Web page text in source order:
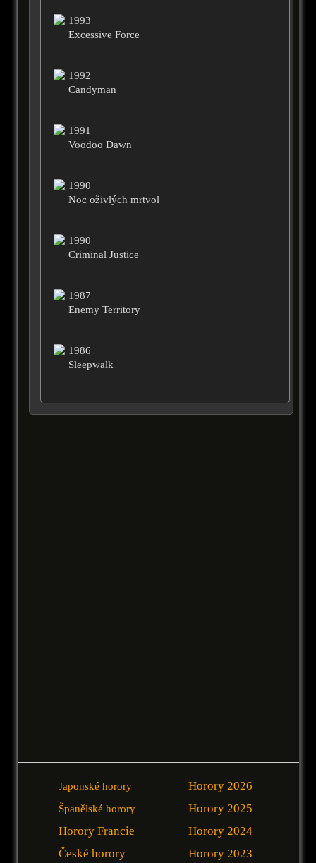
1993
Excessive Force
1992
Candyman
1991
Voodoo Dawn
1990
Noc oživlých mrtvol
1990
Criminal Justice
1987
Enemy Territory
1986
Sleepwalk
Japonské horory
Španělské horory
Horory Francie
České horory
Horory 2026
Horory 2025
Horory 2024
Horory 2023